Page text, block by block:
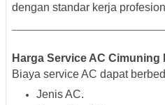
dengan standar kerja
Harga Service AC
Biaya service AC dapat
Jenis AC.